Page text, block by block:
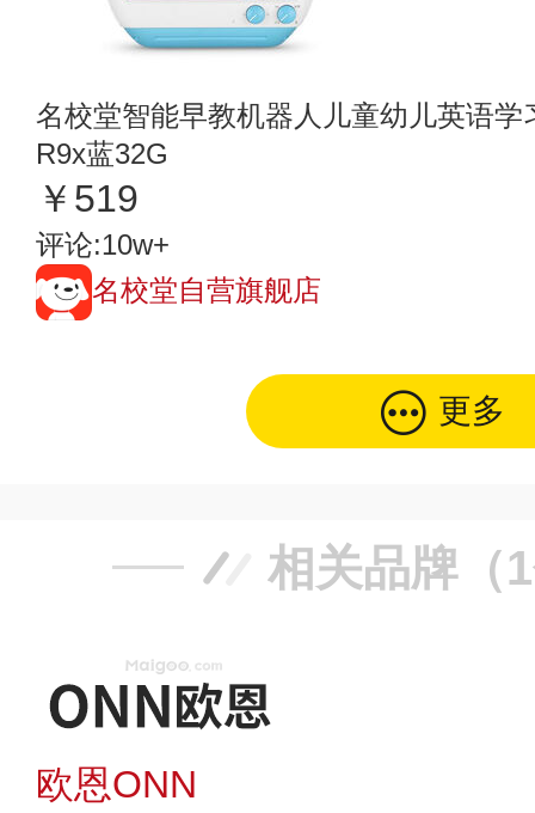
名校堂智能早教机器人儿童幼儿英语
R9x蓝32G
￥519
评论:10w+
名校堂自营旗舰店
更多
相关品牌（
欧恩ONN